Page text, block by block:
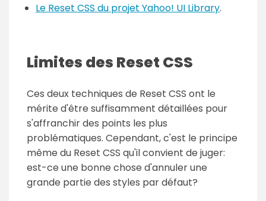
Le Reset CSS du projet Yahoo! UI Library.
Limites des Reset CSS
Ces deux techniques de Reset CSS ont le
mérite d'être suffisamment détaillées pour
s'affranchir des points les plus
problématiques. Cependant, c'est le principe
même du Reset CSS qu'il convient de juger:
est-ce une bonne chose d'annuler une
grande partie des styles par défaut?